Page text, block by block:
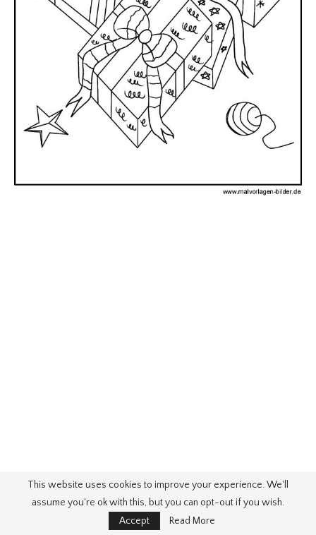
This website uses cookies to improve your experience. We'll
assume you're ok with this, but you can opt-out if you wish.
Accept
Read More